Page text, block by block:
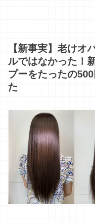
【新事実】老けオ
ルではなかった！
プーをたったの
た